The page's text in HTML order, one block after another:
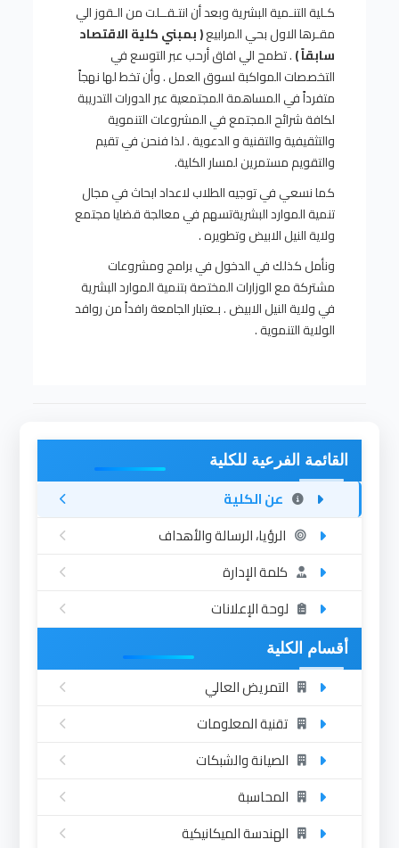
كـلية التنـمية البشرية وبعد أن انتـقــلت من الـقوز الي
مقـرها الاول بحي المرابيع( بمبني كلية الاقتصاد
سابقاً ). تطمح الي افاق أرحب عبر التوسع في
التخصصات المواكبة لسوق العمل . وأن تخط لها نهجاً
متفرداً في المساهمة المجتمعية عبر الدورات التدريبة
لكافة شرائح المجتمع في المشروعات التنموية
والتثقيفية والتقنية و الدعوية . لذا فنحن في تقيم
والتقويم مستمرين لمسار الكلية.
كما نسعي في توجيه الطلاب لاعداد ابحاث في مجال
تنمية الموارد البشريةتسهم في معالجة قضايا مجتمع
ولاية النيل الابيض وتطويره .
ونأمل كذلك في الدخول في برامج ومشروعات
مشتركة مع الوزارات المختصة بتنمية الموارد البشرية
في ولاية النيل الابيض . بـعتبار الجامعة رافداً من روافد
الولاية التنموية .
القائمة الفرعية للكلية
عن الكلية
الرؤيا، الرسالة والأهداف
كلمة الإدارة
لوحة الإعلانات
أقسام الكلية
التمريض العالي
تقنية المعلومات
الصيانة والشبكات
المحاسبة
الهندسة الميكانيكية